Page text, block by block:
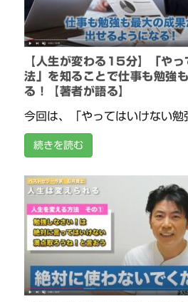
【人生が変わる15分】「や
法」を知ることで仕事も勉強
る！【著者が語る】
今回は、「やってはいけない勉
続きを読む